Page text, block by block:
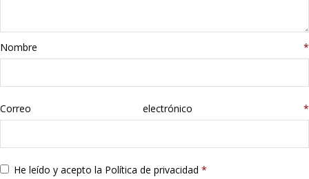
Stanley
libros
Nombre *
Correo electrónico *
He leído y acepto la Política de privacidad *